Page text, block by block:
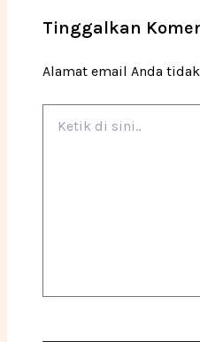
Tinggalkan
Alamat email Anda